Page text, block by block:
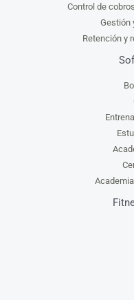
Control de
Gestión
Retención y